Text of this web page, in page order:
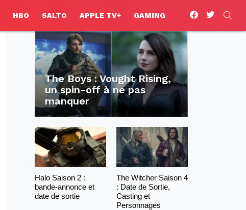
HBO SALTO APPLE TV+ GAMING
facebooktwitter
The Boys : Vought Rising,
un spin-off à ne pas
manquer
Halo Saison 2 :
bande-annonce et
date de sortie
The Witcher Saison 4
: Date de Sortie,
Casting et
Personnages